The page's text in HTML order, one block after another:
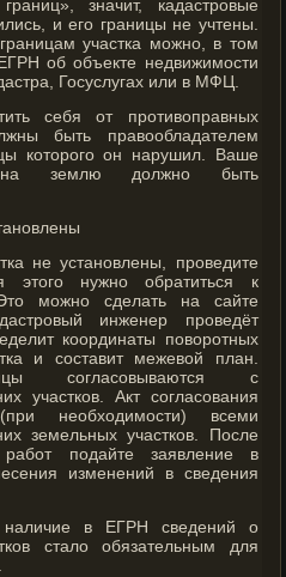
значит, кадастровые
и его границы не учтены.
участка можно, в том
об объекте недвижимости
Госуслугах или в МФЦ.
себя от противоправных
быть правообладателем
которого он нарушил. Ваше
на землю должно быть
не установлены, проведите
этого нужно обратиться к
можно сделать на сайте
инженер проведёт
координаты поворотных
и составит межевой план.
согласовываются с
участков. Акт согласования
необходимости) всеми
земельных участков. После
работ подайте заявление в
изменений в сведения
в ЕГРН сведений о
стало обязательным для